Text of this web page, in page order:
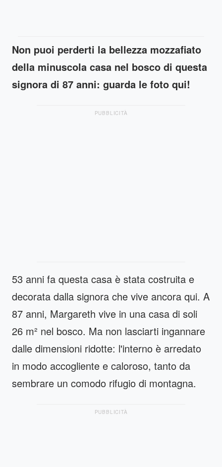
Non puoi perderti la bellezza mozzafiato
della minuscola casa nel bosco di questa
signora di 87 anni: guarda le foto qui!
PUBBLICITÀ
53 anni fa questa casa è stata costruita e
decorata dalla signora che vive ancora qui. A
87 anni, Margareth vive in una casa di soli
26 m² nel bosco. Ma non lasciarti ingannare
dalle dimensioni ridotte: l'interno è arredato
in modo accogliente e caloroso, tanto da
sembrare un comodo rifugio di montagna.
PUBBLICITÀ